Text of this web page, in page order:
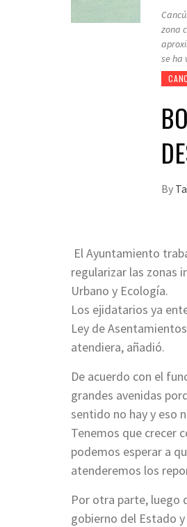
zona
se ha
By
El Ayuntamiento
regularizar las zonas
Urbano y Ecología.
Los ejidatarios ya
Ley de
atendiera, añadió.
De acuerdo con el
grandes avenidas
sentido no hay y eso
Tenemos que crecer
podemos esperar a
atenderemos los
Por otra parte, luego
gobierno del Estado